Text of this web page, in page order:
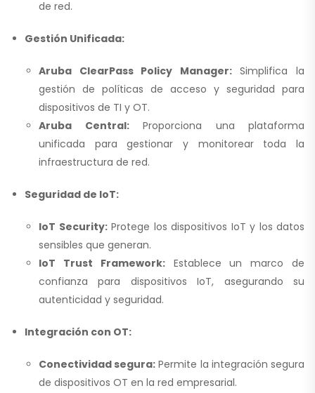
de red.
Gestión Unificada:
Aruba ClearPass Policy Manager:Simplifica la
gestión de políticas de acceso y seguridad para
dispositivos de TI y OT.
Aruba Central:Proporciona una plataforma
unificada para gestionar y monitorear toda la
infraestructura de red.
Seguridad de IoT:
IoT Security:Protege los dispositivos IoT y los datos
sensibles que generan.
IoT Trust Framework:Establece un marco de
confianza para dispositivos IoT, asegurando su
autenticidad y seguridad.
Integración con OT:
Conectividad segura: Permite la integración segura
de dispositivos OT en la red empresarial.